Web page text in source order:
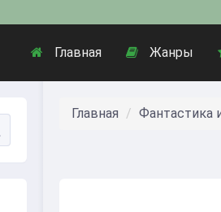
Главная Жанры
Главная Фантастика